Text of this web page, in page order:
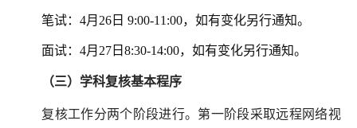
笔试：4月26日 9:00-11:00，如有变化另行通知。
面试：4月27日8:30-14:00，如有变化另行通知。
（三）学科复核基本程序
复核工作分两个阶段进行。第一阶段采取远程网络视